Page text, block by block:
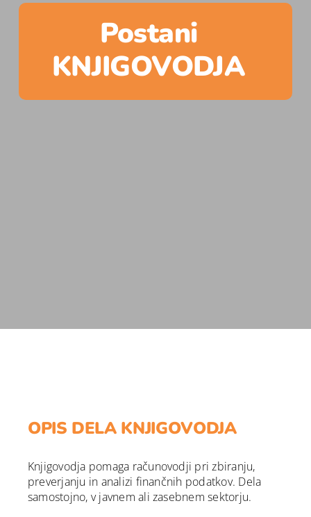
Postani
KNJIGOVODJA
OPIS DELA KNJIGOVODJA
Knjigovodja pomaga računovodji pri zbiranju,
preverjanju in analizi finančnih podatkov. Dela
samostojno, v javnem ali zasebnem sektorju.